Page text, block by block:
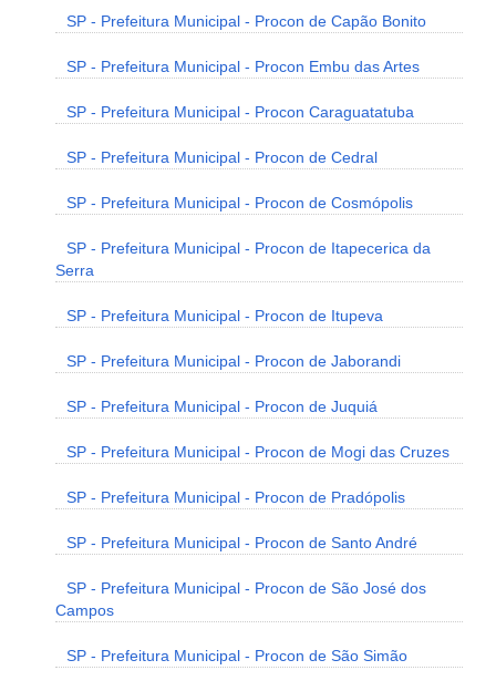
SP - Prefeitura Municipal - Procon de Capão Bonito
SP - Prefeitura Municipal - Procon Embu das Artes
SP - Prefeitura Municipal - Procon Caraguatatuba
SP - Prefeitura Municipal - Procon de Cedral
SP - Prefeitura Municipal - Procon de Cosmópolis
SP - Prefeitura Municipal - Procon de Itapecerica da
Serra
SP - Prefeitura Municipal - Procon de Itupeva
SP - Prefeitura Municipal - Procon de Jaborandi
SP - Prefeitura Municipal - Procon de Juquiá
SP - Prefeitura Municipal - Procon de Mogi das Cruzes
SP - Prefeitura Municipal - Procon de Pradópolis
SP - Prefeitura Municipal - Procon de Santo André
SP - Prefeitura Municipal - Procon de São José dos
Campos
SP - Prefeitura Municipal - Procon de São Simão